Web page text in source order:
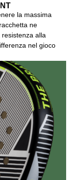
la massima
ne
alla
nel gioco